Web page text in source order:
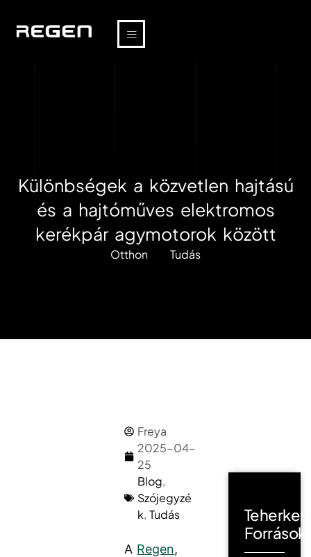
Különbségek a közvetlen hajtású
és a hajtóműves elektromos
kerékpár agymotorok között
Otthon Tudás
Freya
2025-04-
25
Blog,
Szójegyzé
k,Tudás
A Regen,
Források